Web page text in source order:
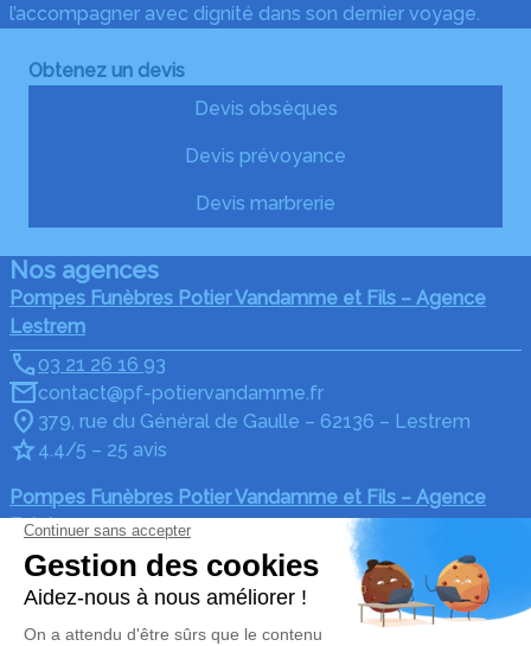
l’accompagner avec dignité dans son dernier voyage.
Obtenez un devis
Devis obsèques
Devis prévoyance
Devis marbrerie
Nos agences
Pompes Funèbres Potier Vandamme et Fils – Agence
Lestrem
03 21 26 16 93
contact@pf-potiervandamme.fr
379, rue du Général de Gaulle – 62136 – Lestrem
4.4/5 – 25 avis
Pompes Funèbres Potier Vandamme et Fils – Agence
Estaires
03 28 41 38 42
contact@pf-potiervandamme.fr
164, rue de Merville – 59940 – Estaires